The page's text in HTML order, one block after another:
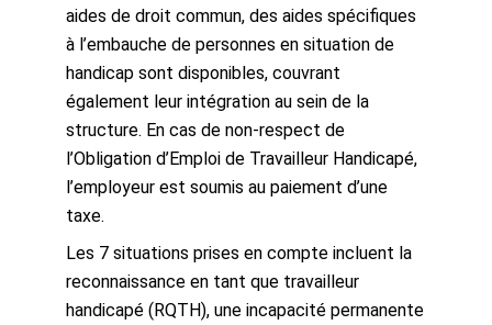
aides de droit commun, des aides spécifiques
à l’embauche de personnes en situation de
handicap sont disponibles, couvrant
également leur intégration au sein de la
structure. En cas de non-respect de
l’Obligation d’Emploi de Travailleur Handicapé,
l’employeur est soumis au paiement d’une
taxe.
Les 7 situations prises en compte incluent la
reconnaissance en tant que travailleur
handicapé (RQTH), une incapacité permanente